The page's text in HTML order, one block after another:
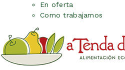
En oferta
Como trabajamos